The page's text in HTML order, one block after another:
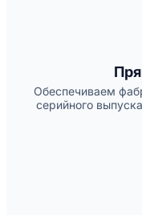
Обеспечиваем
серийного